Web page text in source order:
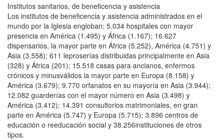
Institutos sanitarios, de beneficencia y asistencia
Los institutos de beneficencia y asistencia administrados en el
mundo por la Iglesia engloban: 5.034 hospitales con mayor
presencia en América (1.495) y África (1.167); 16.627
dispensarios, la mayor parte en África (5.252), América (4.751) y
Asia (3.558); 611 leproserías distribuidas principalmente en Asia
(328) y África (201); 15.518 casas para ancianos, enfermos
crónicos y minusválidos la mayor parte en Europa (8.158) y
América (3.679); 9.770 orfanatos en su mayoría en Asia (3.944);
12.082 guarderías con el mayor número en Asia (3.498) y
América (3.412); 14.391 consultorios matrimoniales, en gran
parte en América (5.747) y Europa (5.715); 3.896 centros de
educación o reeducación social y 38.256instituciones de otros
tipos.